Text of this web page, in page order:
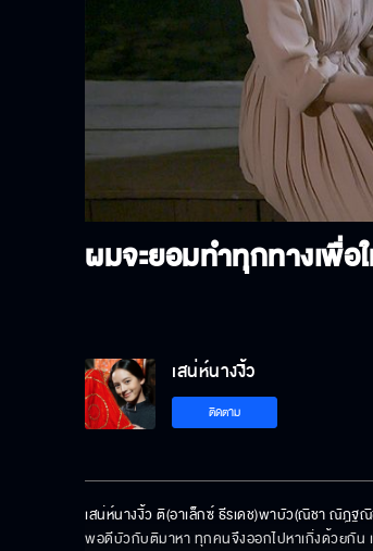
ผมจะยอมทำทุกทางเพื่
เสน่ห์นางงิ้ว
ติดตาม
เสน่ห์นางงิ้ว ติ(อาเล็กซ์ ธีรเดช)พาบัว(ณิชา ณัฎฐ
พอดีบัวกับติมาหา ทุกคนจึงออกไปหาเกิ่งด้วยกัน